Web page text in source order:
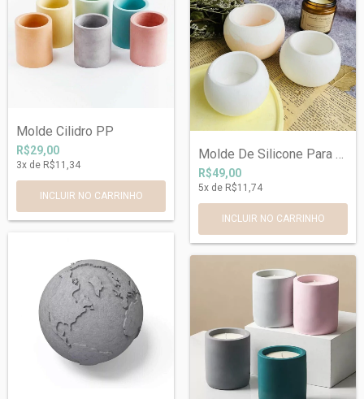
Molde Cilidro PP
R$29,00
3x de R$11,34
Molde De Silicone Para Vaso de Concreto,...
R$49,00
5x de R$11,74